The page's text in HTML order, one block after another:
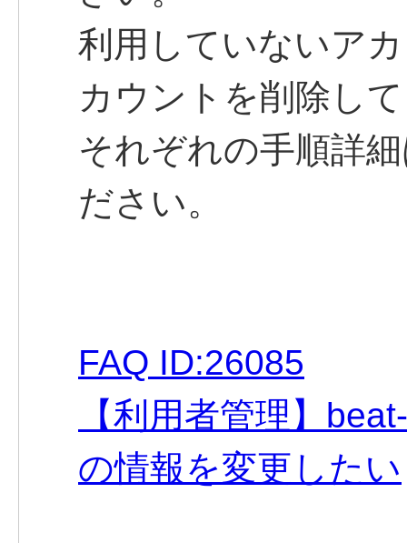
利用していないア
カウントを削除し
それぞれの手順詳
ださい。
FAQ ID:26085
【利用者管理】
の情報を変更したい